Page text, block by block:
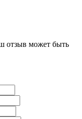
отзыв может быть